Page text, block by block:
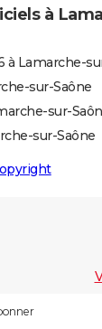
à
à Lamarche-
sur-Saône
sur-
sur-Saône